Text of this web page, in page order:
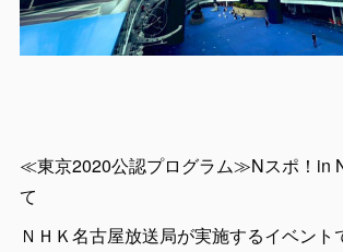
≪東京2020公認プログラム≫Nスポ！in
て
ＮＨＫ名古屋放送局が実施するイベント